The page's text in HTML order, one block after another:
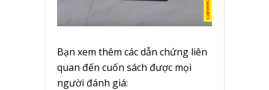
Bạn xem thêm các dẫn chứng liên
quan đến cuốn sách được mọi
người đánh giá: